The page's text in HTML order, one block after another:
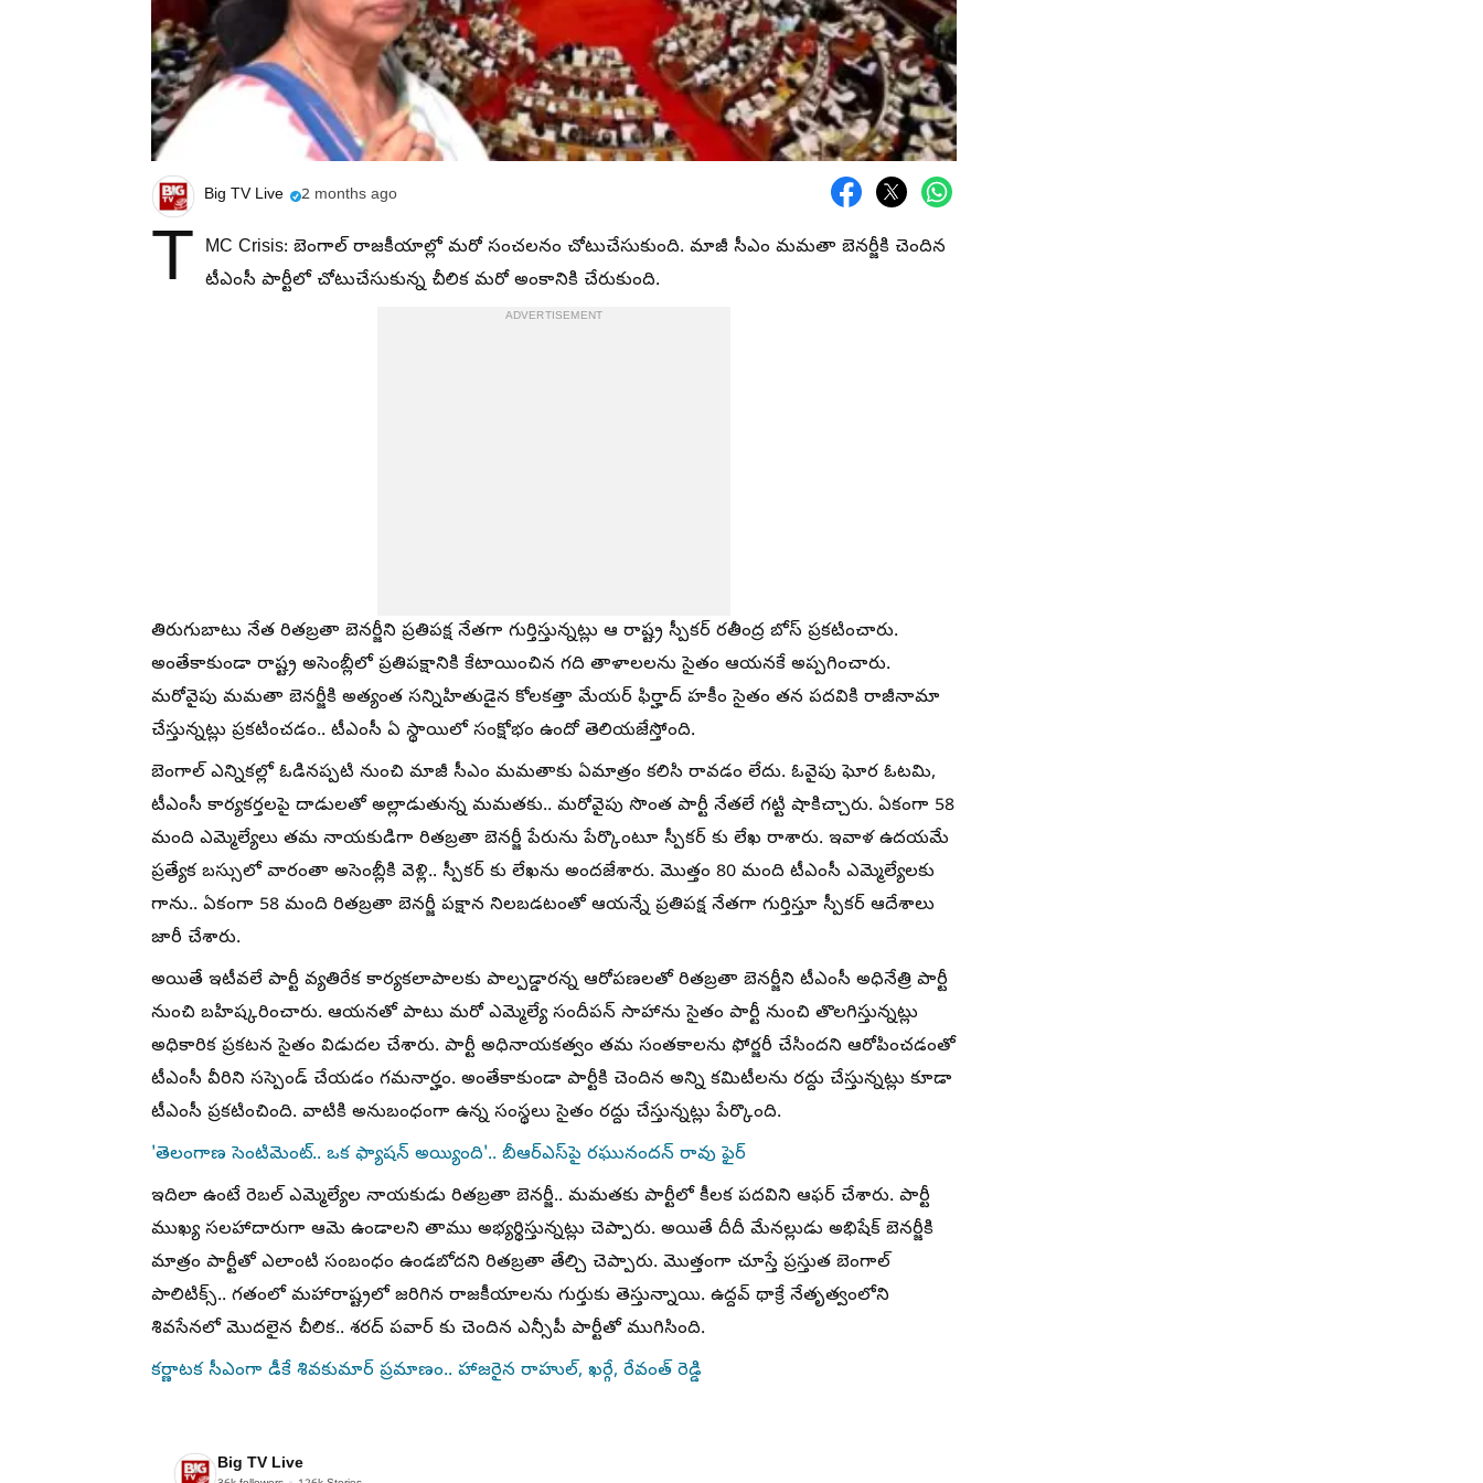
Big TV Live 2 months ago
T MC Crisis: బెంగాల్ రాజకీయాల్లో మరో సంచలనం చోటుచేసుకుంది. మాజీ సీఎం మమతా బెనర్జీకి చెందిన
టీఎంసీ పార్టీలో చోటుచేసుకున్న చీలిక మరో అంకానికి చేరుకుంది.
ADVERTISEMENT
తిరుగుబాటు నేత రితబ్రతా బెనర్జీని ప్రతిపక్ష నేతగా గుర్తిస్తున్నట్లు ఆ రాష్ట్ర స్పీకర్ రతీంద్ర బోస్ ప్రకటించారు.
అంతేకాకుండా రాష్ట్ర అసెంబ్లీలో ప్రతిపక్షానికి కేటాయించిన గది తాళాలలను సైతం ఆయనకే అప్పగించారు.
మరోవైపు మమతా బెనర్జీకి అత్యంత సన్నిహితుడైన కోలకత్తా మేయర్ ఫిర్హాద్ హకీం సైతం తన పదవికి రాజీనామా
చేస్తున్నట్లు ప్రకటించడం.. టీఎంసీ ఏ స్థాయిలో సంక్షోభం ఉందో తెలియజేస్తోంది.
బెంగాల్ ఎన్నికల్లో ఓడినప్పటి నుంచి మాజీ సీఎం మమతాకు ఏమాత్రం కలిసి రావడం లేదు. ఓవైపు ఘోర ఓటమి,
టీఎంసీ కార్యకర్తలపై దాడులతో అల్లాడుతున్న మమతకు.. మరోవైపు సొంత పార్టీ నేతలే గట్టి షాకిచ్చారు. ఏకంగా 58
మంది ఎమ్మెల్యేలు తమ నాయకుడిగా రితబ్రతా బెనర్జీ పేరును పేర్కొంటూ స్పీకర్ కు లేఖ రాశారు. ఇవాళ ఉదయమే
ప్రత్యేక బస్సులో వారంతా అసెంబ్లీకి వెళ్లి.. స్పీకర్ కు లేఖను అందజేశారు. మెుత్తం 80 మంది టీఎంసీ ఎమ్మెల్యేలకు
గాను.. ఏకంగా 58 మంది రితబ్రతా బెనర్జీ పక్షాన నిలబడటంతో ఆయన్నే ప్రతిపక్ష నేతగా గుర్తిస్తూ స్పీకర్ ఆదేశాలు
జారీ చేశారు.
అయితే ఇటీవలే పార్టీ వ్యతిరేక కార్యకలాపాలకు పాల్పడ్డారన్న ఆరోపణలతో రితబ్రతా బెనర్జీని టీఎంసీ అధినేత్రి పార్టీ
నుంచి బహిష్కరించారు. ఆయనతో పాటు మరో ఎమ్మెల్యే సందీపన్ సాహాను సైతం పార్టీ నుంచి తొలగిస్తున్నట్లు
అధికారిక ప్రకటన సైతం విడుదల చేశారు. పార్టీ అధినాయకత్వం తమ సంతకాలను ఫోర్జరీ చేసిందని ఆరోపించడంతో
టీఎంసీ వీరిని సస్పెండ్ చేయడం గమనార్హం. అంతేకాకుండా పార్టీకి చెందిన అన్ని కమిటీలను రద్దు చేస్తున్నట్లు కూడా
టీఎంసీ ప్రకటించింది. వాటికి అనుబంధంగా ఉన్న సంస్థలు సైతం రద్దు చేస్తున్నట్లు పేర్కొంది.
'తెలంగాణ సెంటిమెంట్.. ఒక ఫ్యాషన్ అయ్యింది'.. బీఆర్ఎస్‌పై రఘునందన్ రావు ఫైర్
ఇదిలా ఉంటే రెబల్ ఎమ్మెల్యేల నాయకుడు రితబ్రతా బెనర్జీ.. మమతకు పార్టీలో కీలక పదవిని ఆఫర్ చేశారు. పార్టీ
ముఖ్య సలహాదారుగా ఆమె ఉండాలని తాము అభ్యర్థిస్తున్నట్లు చెప్పారు. అయితే దీదీ మేనల్లుడు అభిషేక్ బెనర్జీకి
మాత్రం పార్టీతో ఎలాంటి సంబంధం ఉండబోదని రితబ్రతా తేల్చి చెప్పారు. మెుత్తంగా చూస్తే ప్రస్తుత బెంగాల్
పాలిటిక్స్.. గతంలో మహారాష్ట్రలో జరిగిన రాజకీయాలను గుర్తుకు తెస్తున్నాయి. ఉద్దవ్ థాక్రే నేతృత్వంలోని
శివసేనలో మెుదలైన చీలిక.. శరద్ పవార్ కు చెందిన ఎన్సీపీ పార్టీతో ముగిసింది.
కర్ణాటక సీఎంగా డీకే శివకుమార్‌ ప్రమాణం.. హాజరైన రాహుల్, ఖర్గే, రేవంత్ రెడ్డి
Big TV Live